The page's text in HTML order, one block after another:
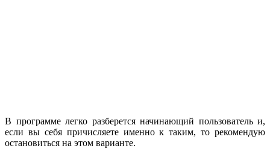
В программе легко разберется начинающий пользователь и,
если вы себя причисляете именно к таким, то рекомендую
остановиться на этом варианте.